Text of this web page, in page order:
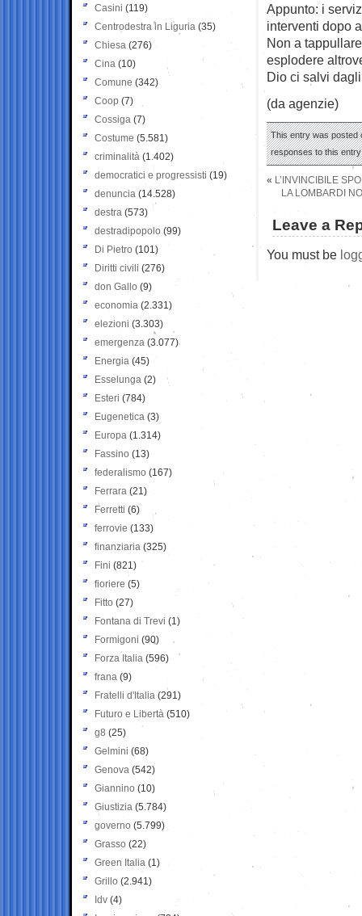
Appunto: i
interventi dopo
Non a
esplodere
Dio ci salvi
(da agenzie)
This entry was posted
responses to this
« L’INVINCIBILE
LA LOMBARDI
Leave a
You must be
Casini (119)
Centrodestra in Liguria (35)
Chiesa (276)
Cina (10)
Comune (342)
Coop (7)
Cossiga (7)
Costume (5.581)
criminalità (1.402)
democratici e progressisti (19)
denuncia (14.528)
destra (573)
destradipopolo (99)
Di Pietro (101)
Diritti civili (276)
don Gallo (9)
economia (2.331)
elezioni (3.303)
emergenza (3.077)
Energia (45)
Esselunga (2)
Esteri (784)
Eugenetica (3)
Europa (1.314)
Fassino (13)
federalismo (167)
Ferrara (21)
Ferretti (6)
ferrovie (133)
finanziaria (325)
Fini (821)
fioriere (5)
Fitto (27)
Fontana di Trevi (1)
Formigoni (90)
Forza Italia (596)
frana (9)
Fratelli d'Italia (291)
Futuro e Libertà (510)
g8 (25)
Gelmini (68)
Genova (542)
Giannino (10)
Giustizia (5.784)
governo (5.799)
Grasso (22)
Green Italia (1)
Grillo (2.941)
Idv (4)